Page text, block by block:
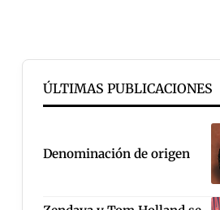
ÚLTIMAS PUBLICACIONES
Denominación de origen